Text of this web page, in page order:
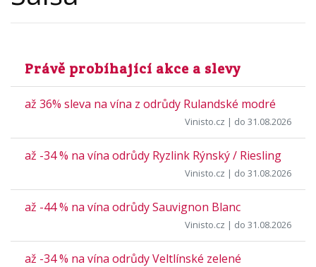
Právě probíhající akce a slevy
až 36% sleva na vína z odrůdy Rulandské modré
Vinisto.cz | do 31.08.2026
až -34 % na vína odrůdy Ryzlink Rýnský / Riesling
Vinisto.cz | do 31.08.2026
až -44 % na vína odrůdy Sauvignon Blanc
Vinisto.cz | do 31.08.2026
až -34 % na vína odrůdy Veltlínské zelené